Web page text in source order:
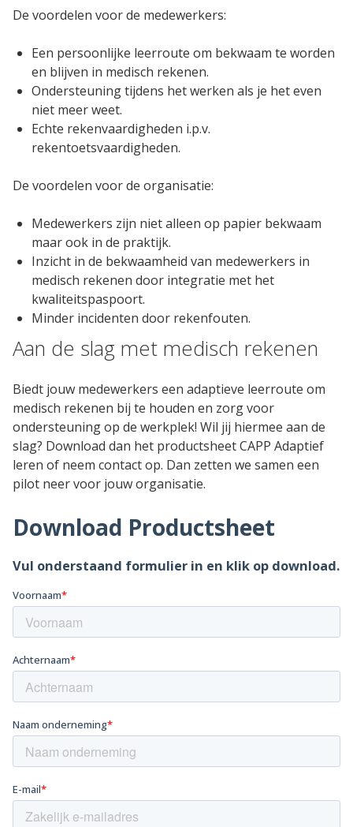
De voordelen voor de medewerkers:
Een persoonlijke leerroute om bekwaam te worden
en blijven in medisch rekenen.
Ondersteuning tijdens het werken als je het even
niet meer weet.
Echte rekenvaardigheden i.p.v.
rekentoetsvaardigheden.
De voordelen voor de organisatie:
Medewerkers zijn niet alleen op papier bekwaam
maar ook in de praktijk.
Inzicht in de bekwaamheid van medewerkers in
medisch rekenen door integratie met het
kwaliteitspaspoort.
Minder incidenten door rekenfouten.
Aan de slag met medisch rekenen
Biedt jouw medewerkers een adaptieve leerroute om
medisch rekenen bij te houden en zorg voor
ondersteuning op de werkplek! Wil jij hiermee aan de
slag? Download dan het productsheet CAPP Adaptief
leren of neem contact op. Dan zetten we samen een
pilot neer voor jouw organisatie.